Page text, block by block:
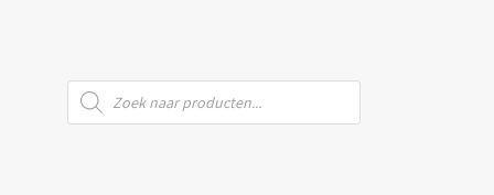
Producten
zoeken